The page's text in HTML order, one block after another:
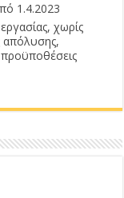
1.4.2023
χωρίς
απόλυσης,